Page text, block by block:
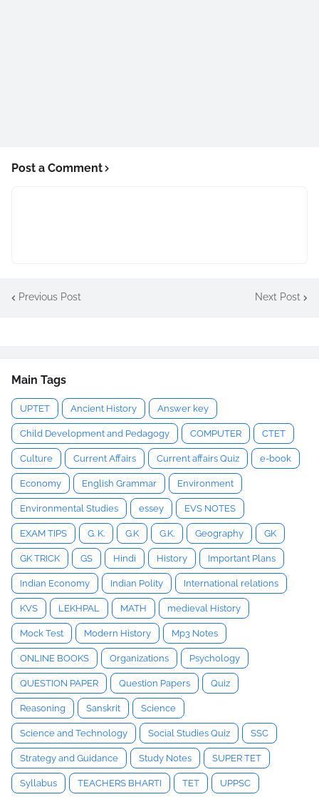
Post a Comment
Previous Post Next Post
Main Tags
UPTET Ancient History Answer key
Child Development and Pedagogy COMPUTER CTET
Culture Current Affairs Current affairs Quiz e-book
Economy English Grammar Environment
Environmental Studies essey EVS NOTES
EXAM TIPS G. K. G.K G.K. Geography GK
GK TRICK GS Hindi History Important Plans
Indian Economy Indian Polity International relations
KVS LEKHPAL MATH medieval History
Mock Test Modern History Mp3 Notes
ONLINE BOOKS Organizations Psychology
QUESTION PAPER Question Papers Quiz
Reasoning Sanskrit Science
Science and Technology Social Studies Quiz SSC
Strategy and Guidance Study Notes SUPER TET
Syllabus TEACHERS BHARTI TET UPPSC